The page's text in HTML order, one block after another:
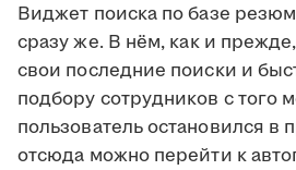
Виджет поиска по базе
сразу же. В нём, как и
свои последние поиски и
подбору сотрудников с того
пользователь остановился
отсюда можно перейти к